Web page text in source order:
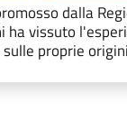
dalla
ha vissuto
proprie